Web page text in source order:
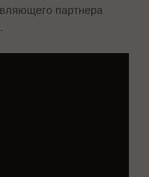
партнера